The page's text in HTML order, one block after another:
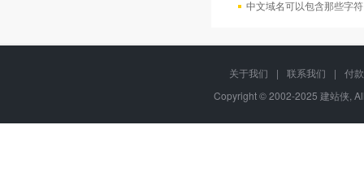
中文域名可以包含那些字
关于我们 | 联系我们 |
付
Copyright © 2002-2025 建站侠,